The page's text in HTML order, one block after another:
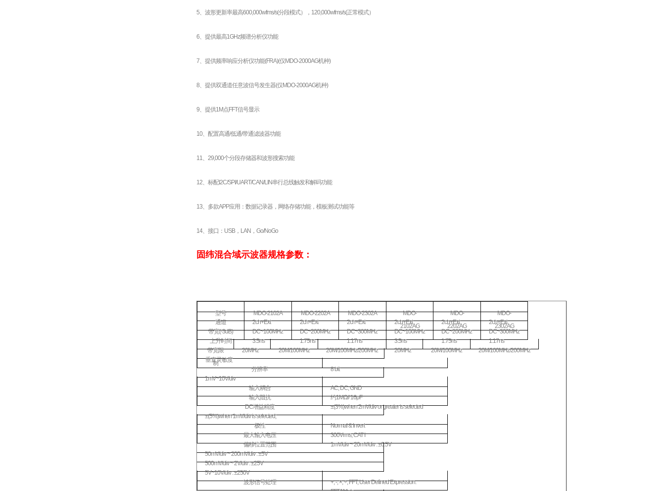
5、波形更新率最高600,000wfms/s(分段模式），120,000wfms/s(正常模式）
6、提供最高1GHz频谱分析仪功能
7、提供频率响应分析仪功能(FRA)(仅MDO-2000AG机种)
8、提供双通道任意波信号发生器(仅MDO-2000AG机种)
9、提供1M点FFT信号显示
10、配置高通/低通/带通滤波器功能
11、29,000个分段存储器和波形搜索功能
12、标配I2C/SPI/UART/CAN/LIN串行总线触发和解码功能
13、多款APP应用：数据记录器，网络存储功能，模板测试功能等
14、接口：USB，LAN，Go/NoGo
固纬混合域示波器规格参数：
型号 MDO-2102A MDO-2202A MDO-2302A
MDO-
2102AG
MDO-
2202AG
MDO-
2302AG
通道 2ch+Ext 2ch+Ext 2ch+Ext 2ch+Ext 2ch+Ext
2ch+Ext
带宽(-3dB) DC~100MHz DC~200MHz DC~300MHz DC~100MHz DC~200MHz
DC~300MHz
上升时间
3.5ns 1.75ns 1.17ns 3.5ns 1.75ns
1.17ns
带宽限
制
20MHz 20M/100MHz 20M/100MHz/200MHz 20MHz 20M/100MHz
20M/100MHz/200MHz
垂直灵敏度
分辨率
8 bit
1mV~10V/div
输入耦合
AC, DC, GND
输入阻抗
约1MΩ// 16pF
DC增益精度
±(3%)when 2mV/div or greater is selected
±(5%)when 1mV/div is selected;
极性
Normal & Invert
最大输入电压
300Vrms, CAT I
偏移位置范围
1mV/div ~ 20mV/div : ±0.5V
50mV/div ~ 200mV/div : ±5V
500mV/div ~ 2V/div : ±25V
5V~10V/div : ±250V
波形信号处理
+, -, ×, ÷, FFT, User Defined Expression.